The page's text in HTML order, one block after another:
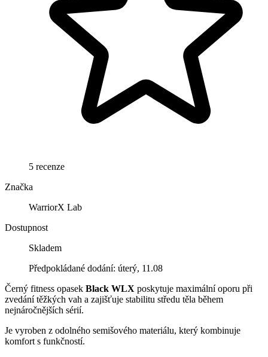
5 recenze
Značka
WarriorX Lab
Dostupnost
Skladem
Předpokládané dodání: úterý, 11.08
Černý fitness opasek Black WLX poskytuje maximální oporu při
zvedání těžkých vah a zajišťuje stabilitu středu těla během
nejnáročnějších sérií.
Je vyroben z odolného semišového materiálu, který kombinuje
komfort s funkčností.